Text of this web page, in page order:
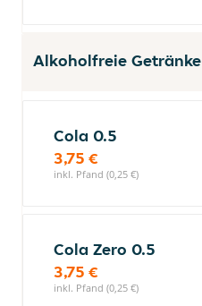
Alkoholfreie Getränke
Cola 0.5
3,75 €
inkl. Pfand (0,25 €)
Cola Zero 0.5
3,75 €
inkl. Pfand (0,25 €)